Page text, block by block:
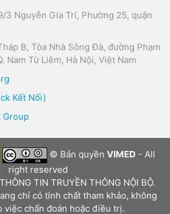
3 Nguyễn Gia Trí, Phường 25, quận
B, Tòa Nhà Sông Đà, đường Phạm
Nam Từ Liêm, Hà Nội, Việt Nam
Kết Nối)
Group
© Bản quyềnVIMED - All
right reserved
TIN TRUYỀN THÔNG NỘI BỘ.
chỉ có tính chất tham khảo, không
việc chẩn đoán hoặc điều trị.